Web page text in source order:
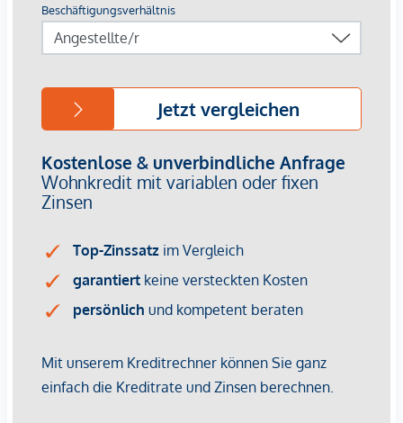
von ca. EUR 17,50 bis EUR 22,50 netto/m²
40.000,00 netto angekauft werden.
Provisionsfrei für den Käufer!
Bei diesem Angebot handelt es sich um eine
Vorsorgewohnung, die zu Vermietungszwecken erworben
20% USt. Diese Daten sind vorbehaltlich möglicher
Wir weisen darauf hin, dass zwischen dem Vermittler und
Der Vermittler ist als Doppelmakler tätig.